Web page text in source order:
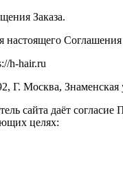
Заказа.
h-hair.ru
Г. Москва,
сайта даёт
целях: